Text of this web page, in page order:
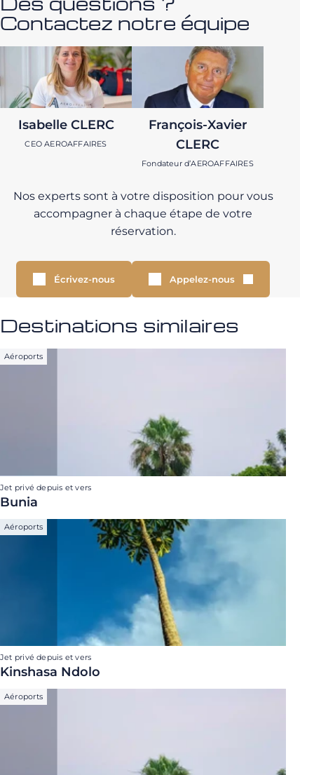
Contactez notre équipe
Isabelle CLERC
CEO AEROAFFAIRES
François-Xavier
CLERC
Fondateur d’AEROAFFAIRES
Nos experts sont à votre disposition pour vous
accompagner à chaque étape de votre
réservation.
Écrivez-nous Appelez-nous
Destinations similaires
Aéroports
Jet privé depuis et vers
Bunia
Aéroports
Jet privé depuis et vers
Kinshasa Ndolo
Aéroports